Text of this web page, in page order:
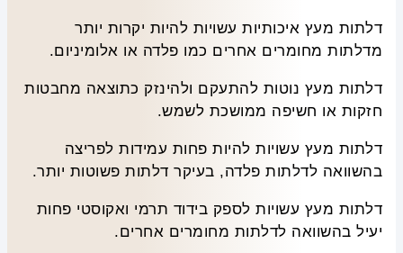
דלתות מעץ איכותיות עשויות להיות יקרות יותר
מדלתות מחומרים אחרים כמו פלדה או אלומיניום.
דלתות מעץ נוטות להתעקם ולהינזק כתוצאה מחבטות
חזקות או חשיפה ממושכת לשמש.
דלתות מעץ עשויות להיות פחות עמידות לפריצה
בהשוואה לדלתות פלדה, בעיקר דלתות פשוטות יותר.
דלתות מעץ עשויות לספק בידוד תרמי ואקוסטי פחות
יעיל בהשוואה לדלתות מחומרים אחרים.